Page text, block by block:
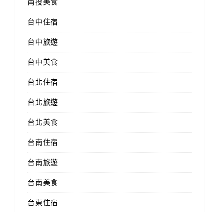
南投美食
台中住宿
台中旅遊
台中美食
台北住宿
台北旅遊
台北美食
台南住宿
台南旅遊
台南美食
台東住宿